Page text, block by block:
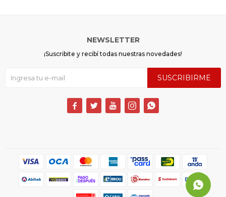
NEWSLETTER
¡Suscribite y recibí todas nuestras novedades!
SUSCRIBIRME
    